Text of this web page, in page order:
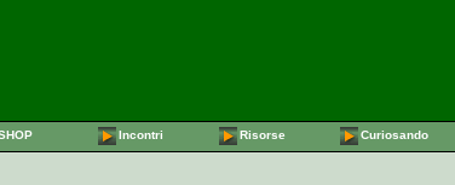
Incontri Risorse Curiosando